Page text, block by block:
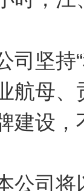
司坚持
航母、
建设，
公司将